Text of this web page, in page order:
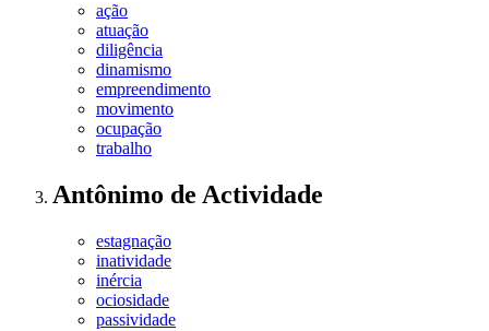
ação
atuação
diligência
dinamismo
empreendimento
movimento
ocupação
trabalho
Antônimo de Actividade
estagnação
inatividade
inércia
ociosidade
passividade